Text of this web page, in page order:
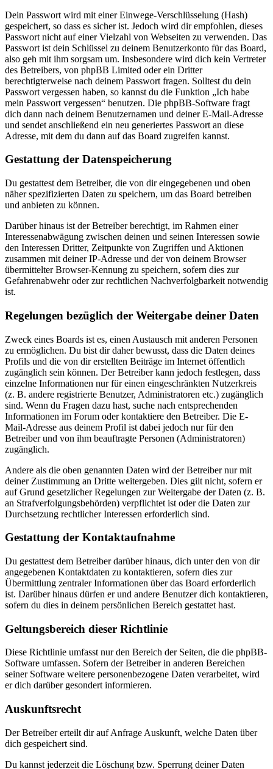
Dein Passwort wird mit einer Einwege-Verschlüsselung (Hash)
gespeichert, so dass es sicher ist. Jedoch wird dir empfohlen, dieses
Passwort nicht auf einer Vielzahl von Webseiten zu verwenden. Das
Passwort ist dein Schlüssel zu deinem Benutzerkonto für das Board,
also geh mit ihm sorgsam um. Insbesondere wird dich kein Vertreter
des Betreibers, von phpBB Limited oder ein Dritter
berechtigterweise nach deinem Passwort fragen. Solltest du dein
Passwort vergessen haben, so kannst du die Funktion „Ich habe
mein Passwort vergessen“ benutzen. Die phpBB-Software fragt
dich dann nach deinem Benutzernamen und deiner E-Mail-Adresse
und sendet anschließend ein neu generiertes Passwort an diese
Adresse, mit dem du dann auf das Board zugreifen kannst.
Gestattung der Datenspeicherung
Du gestattest dem Betreiber, die von dir eingegebenen und oben
näher spezifizierten Daten zu speichern, um das Board betreiben
und anbieten zu können.
Darüber hinaus ist der Betreiber berechtigt, im Rahmen einer
Interessenabwägung zwischen deinen und seinen Interessen sowie
den Interessen Dritter, Zeitpunkte von Zugriffen und Aktionen
zusammen mit deiner IP-Adresse und der von deinem Browser
übermittelter Browser-Kennung zu speichern, sofern dies zur
Gefahrenabwehr oder zur rechtlichen Nachverfolgbarkeit notwendig
ist.
Regelungen bezüglich der Weitergabe deiner Daten
Zweck eines Boards ist es, einen Austausch mit anderen Personen
zu ermöglichen. Du bist dir daher bewusst, dass die Daten deines
Profils und die von dir erstellten Beiträge im Internet öffentlich
zugänglich sein können. Der Betreiber kann jedoch festlegen, dass
einzelne Informationen nur für einen eingeschränkten Nutzerkreis
(z. B. andere registrierte Benutzer, Administratoren etc.) zugänglich
sind. Wenn du Fragen dazu hast, suche nach entsprechenden
Informationen im Forum oder kontaktiere den Betreiber. Die E-
Mail-Adresse aus deinem Profil ist dabei jedoch nur für den
Betreiber und von ihm beauftragte Personen (Administratoren)
zugänglich.
Andere als die oben genannten Daten wird der Betreiber nur mit
deiner Zustimmung an Dritte weitergeben. Dies gilt nicht, sofern er
auf Grund gesetzlicher Regelungen zur Weitergabe der Daten (z. B.
an Strafverfolgungsbehörden) verpflichtet ist oder die Daten zur
Durchsetzung rechtlicher Interessen erforderlich sind.
Gestattung der Kontaktaufnahme
Du gestattest dem Betreiber darüber hinaus, dich unter den von dir
angegebenen Kontaktdaten zu kontaktieren, sofern dies zur
Übermittlung zentraler Informationen über das Board erforderlich
ist. Darüber hinaus dürfen er und andere Benutzer dich kontaktieren,
sofern du dies in deinem persönlichen Bereich gestattet hast.
Geltungsbereich dieser Richtlinie
Diese Richtlinie umfasst nur den Bereich der Seiten, die die phpBB-
Software umfassen. Sofern der Betreiber in anderen Bereichen
seiner Software weitere personenbezogene Daten verarbeitet, wird
er dich darüber gesondert informieren.
Auskunftsrecht
Der Betreiber erteilt dir auf Anfrage Auskunft, welche Daten über
dich gespeichert sind.
Du kannst jederzeit die Löschung bzw. Sperrung deiner Daten